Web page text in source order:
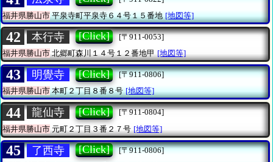
福井県勝山市平泉寺町平泉寺６４号１５番地 [地図等]
42 本行寺 [Click]
[〒911-0053]
福井県勝山市北郷町森川１４号１２番地甲 [地図等]
43 明覺寺 [Click]
[〒911-0806]
福井県勝山市本町２丁目８番８号 [地図等]
44 龍仙寺 [Click]
[〒911-0804]
福井県勝山市 元町２丁目３番２７号 [地図等]
45 了西寺 [Click]
[〒911-0806]